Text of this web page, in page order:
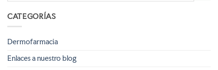
CATEGORÍAS
Dermofarmacia
Enlaces a nuestro blog